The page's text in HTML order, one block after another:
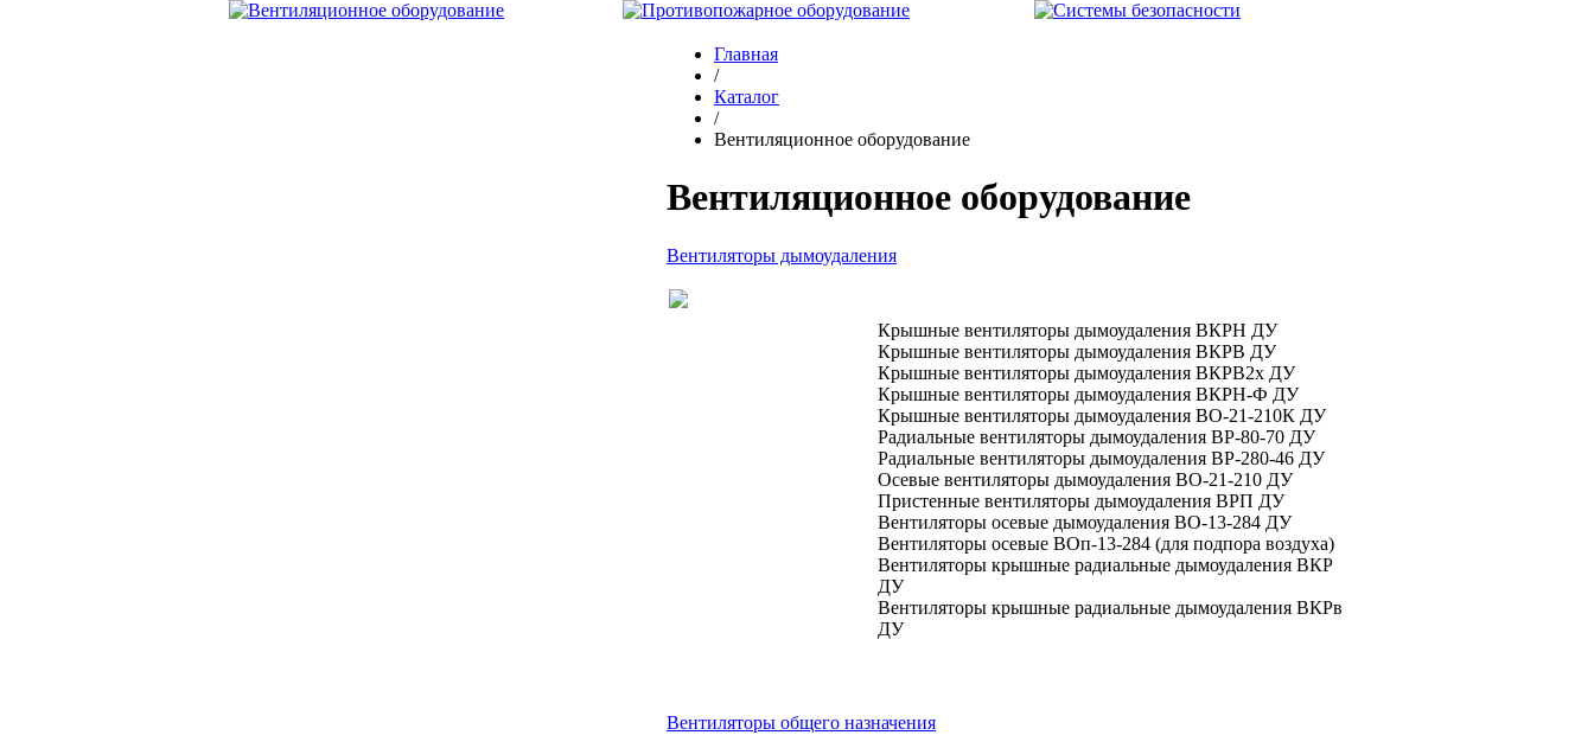
Главная
/
Каталог
/
Вентиляционное оборудование
Вентиляционное оборудование
Вентиляторы дымоудаления
Крышные вентиляторы дымоудаления ВКРН ДУ
Крышные вентиляторы дымоудаления ВКРВ ДУ
Крышные вентиляторы дымоудаления ВКРВ2х ДУ
Крышные вентиляторы дымоудаления ВКРН-Ф ДУ
Крышные вентиляторы дымоудаления ВО-21-210К ДУ
Радиальные вентиляторы дымоудаления ВР-80-70 ДУ
Радиальные вентиляторы дымоудаления ВР-280-46 ДУ
Осевые вентиляторы дымоудаления ВО-21-210 ДУ
Пристенные вентиляторы дымоудаления ВРП ДУ
Вентиляторы осевые дымоудаления ВО-13-284 ДУ
Вентиляторы осевые ВОп-13-284 (для подпора воздуха)
Вентиляторы крышные радиальные дымоудаления ВКР
ДУ
Вентиляторы крышные радиальные дымоудаления ВКРв
ДУ
Вентиляторы общего назначения